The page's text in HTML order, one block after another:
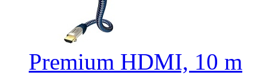
Premium HDMI, 10 m